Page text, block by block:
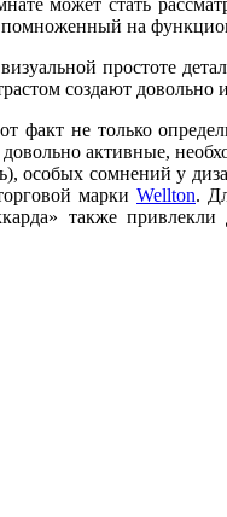
на
простоте
создают
не только
активные,
особых сомнений у
марки Wellton.
также